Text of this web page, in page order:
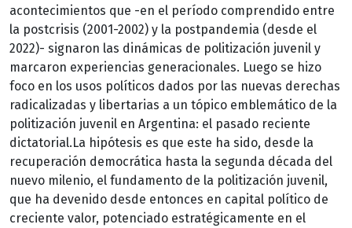
acontecimientos que -en el período comprendido entre
la postcrisis (2001-2002) y la postpandemia (desde el
2022)- signaron las dinámicas de politización juvenil y
marcaron experiencias generacionales. Luego se hizo
foco en los usos políticos dados por las nuevas derechas
radicalizadas y libertarias a un tópico emblemático de la
politización juvenil en Argentina: el pasado reciente
dictatorial.La hipótesis es que este ha sido, desde la
recuperación democrática hasta la segunda década del
nuevo milenio, el fundamento de la politización juvenil,
que ha devenido desde entonces en capital político de
creciente valor, potenciado estratégicamente en el